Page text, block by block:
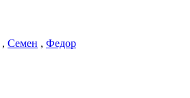
, Семен , Федор